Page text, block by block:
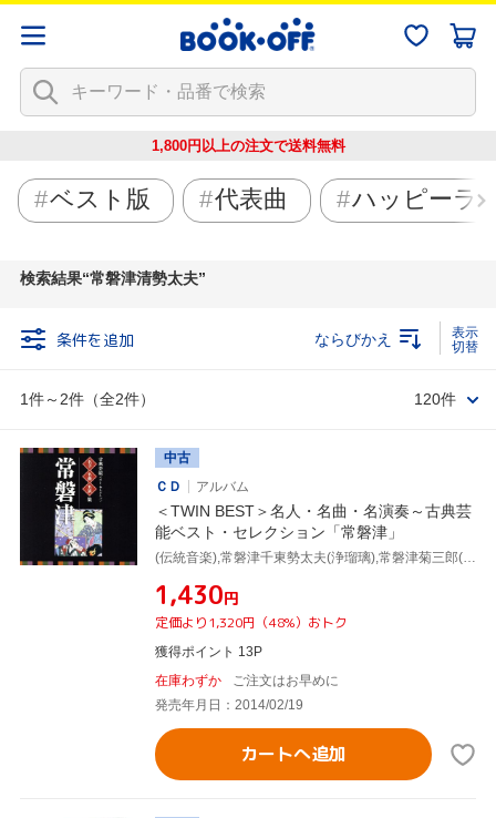
1,800円以上の注文で送料無料
ベスト版 代表曲 ハッピーラ
検索結果 常磐津清勢太夫
条件を追加
1件～2件（全2件）
ならびかえ
120件
中古
ＣＤ
アルバム
＜TWIN BEST＞名人・名曲・名演奏～古典芸
能ベスト・セレクション「常磐津」
(伝統音楽),常磐津千東勢太夫(浄瑠璃),常磐津菊三郎(三味線),常磐津千勢太夫(浄瑠璃),常磐津千代太夫(浄瑠璃),常磐津三東勢太夫(浄瑠璃),常磐津清勢太夫(浄瑠璃),岸沢式佐[十世](三味線)
¥1,430円
定価より1,320円（48%）おトク
獲得ポイント 13P
在庫わずか
ご注文はお早めに
発売年月日：2014/02/19
カートへ追加